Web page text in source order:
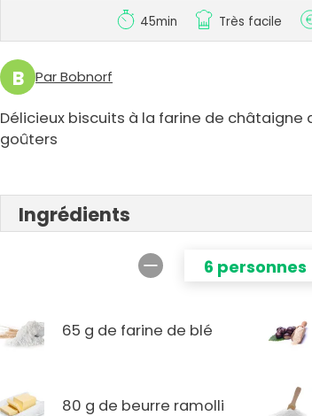
45min Très facile
B Par Bobnorf
Délicieux biscuits à la farine de châtaigne
goûters
Ingrédients
6 personnes
65 g de farine de blé
80 g de beurre ramolli